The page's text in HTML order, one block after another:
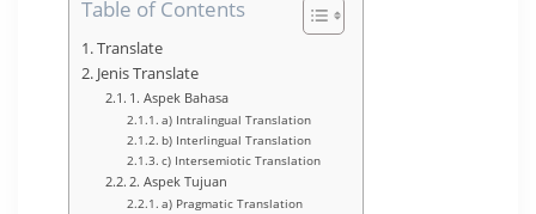
Table of Contents
Translate
Jenis Translate
1. Aspek Bahasa
a) Intralingual Translation
b) Interlingual Translation
c) Intersemiotic Translation
2. Aspek Tujuan
a) Pragmatic Translation